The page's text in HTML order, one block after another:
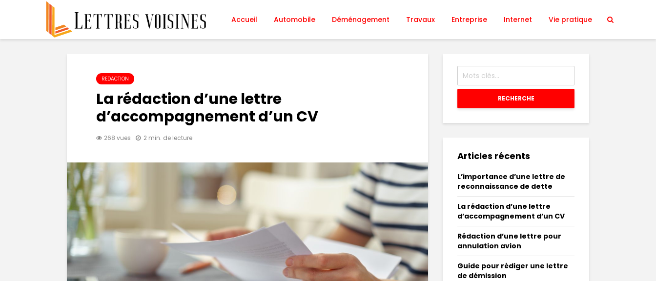
Accueil Automobile Déménagement Travaux Entreprise Internet Vie pratique
REDACTION
La rédaction d’une lettre
d’accompagnement d’un CV
268 vues 2 min. de lecture
RECHERCHE
Articles récents
L’importance d’une lettre de
reconnaissance de dette
La rédaction d’une lettre
d’accompagnement d’un CV
Rédaction d’une lettre pour
annulation avion
Guide pour rédiger une lettre
de démission